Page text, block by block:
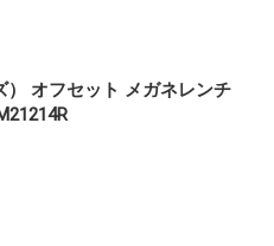
） オフセット メガネレンチ